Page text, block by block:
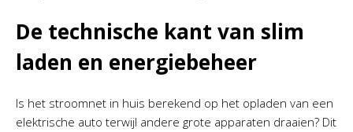
De technische kant van slim
laden en energiebeheer
Is het stroomnet in huis berekend op het opladen van een
elektrische auto terwijl andere grote apparaten draaien? Dit